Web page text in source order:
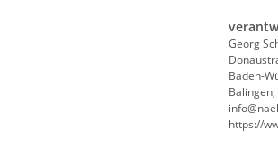
Georg
Baden-
https://